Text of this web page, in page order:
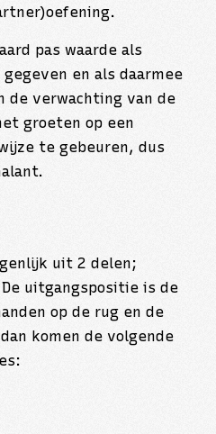
pas waarde als
en als daarmee
de verwachting van de
groeten op een
te gebeuren, dus
uit 2 delen;
uitgangspositie is de
op de rug en de
komen de volgende